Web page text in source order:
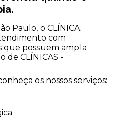
.
Paulo, o CLÍNICA
com
que possuem ampla
de CLÍNICAS -
os nossos serviços: